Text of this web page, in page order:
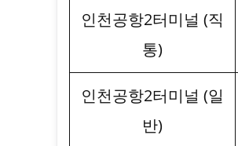
인천공항2터미널 (직
통)
인천공항2터미널 (일
반)